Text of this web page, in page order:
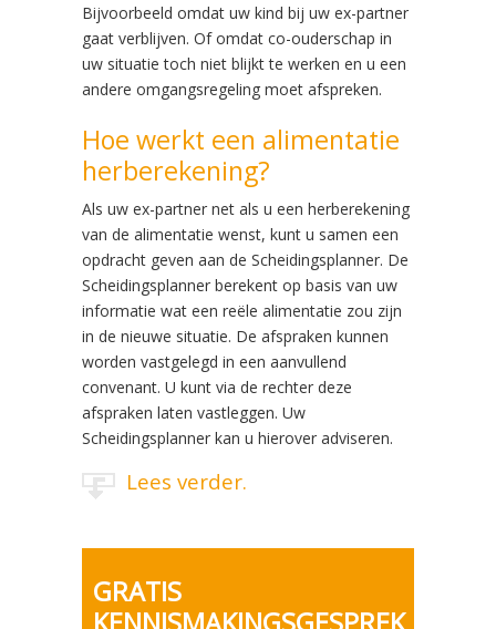
Bijvoorbeeld omdat uw kind bij uw ex-partner
gaat verblijven. Of omdat co-ouderschap in
uw situatie toch niet blijkt te werken en u een
andere omgangsregeling moet afspreken.
Hoe werkt een alimentatie
herberekening?
Als uw ex-partner net als u een herberekening
van de alimentatie wenst, kunt u samen een
opdracht geven aan de Scheidingsplanner. De
Scheidingsplanner berekent op basis van uw
informatie wat een reële alimentatie zou zijn
in de nieuwe situatie. De afspraken kunnen
worden vastgelegd in een aanvullend
convenant. U kunt via de rechter deze
afspraken laten vastleggen. Uw
Scheidingsplanner kan u hierover adviseren.
Lees verder.
GRATIS